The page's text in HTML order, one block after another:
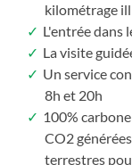
kilométrage
L'entrée dans
La visite
Un service
8h et 20h
100%
CO2
terrestres